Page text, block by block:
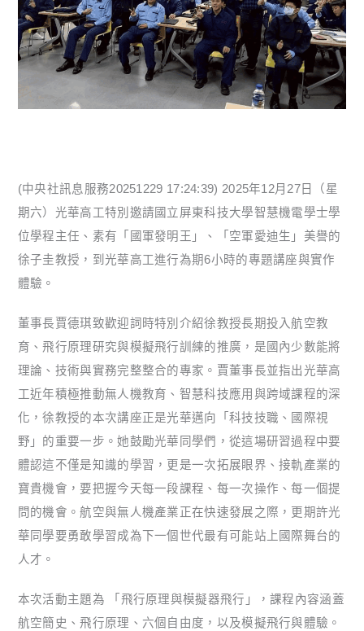
(中央社訊息服務20251229 17:24:39) 2025年12月27日（星
期六）光華高工特別邀請國立屏東科技大學智慧機電學士學
位學程主任、素有「國軍發明王」、「空軍愛迪生」美譽的
徐子圭教授，到光華高工進行為期6小時的專題講座與實作
體驗。
董事長賈德琪致歡迎詞時特別介紹徐教授長期投入航空教
育、飛行原理研究與模擬飛行訓練的推廣，是國內少數能將
理論、技術與實務完整整合的專家。賈董事長並指出光華高
工近年積極推動無人機教育、智慧科技應用與跨域課程的深
化，徐教授的本次講座正是光華邁向「科技技職、國際視
野」的重要一步。她鼓勵光華同學們，從這場研習過程中要
體認這不僅是知識的學習，更是一次拓展眼界、接軌產業的
寶貴機會，要把握今天每一段課程、每一次操作、每一個提
問的機會。航空與無人機產業正在快速發展之際，更期許光
華同學要勇敢學習成為下一個世代最有可能站上國際舞台的
人才。
本次活動主題為 「飛行原理與模擬器飛行」，課程內容涵蓋
航空簡史、飛行原理、六個自由度，以及模擬飛行與體驗。